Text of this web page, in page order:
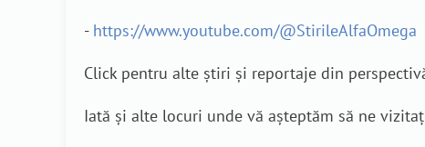
- https://www.youtube.com/@StirileAlfaOmega
Click pentru alte știri și reportaje din
Iată și alte locuri unde vă așteptăm să ne